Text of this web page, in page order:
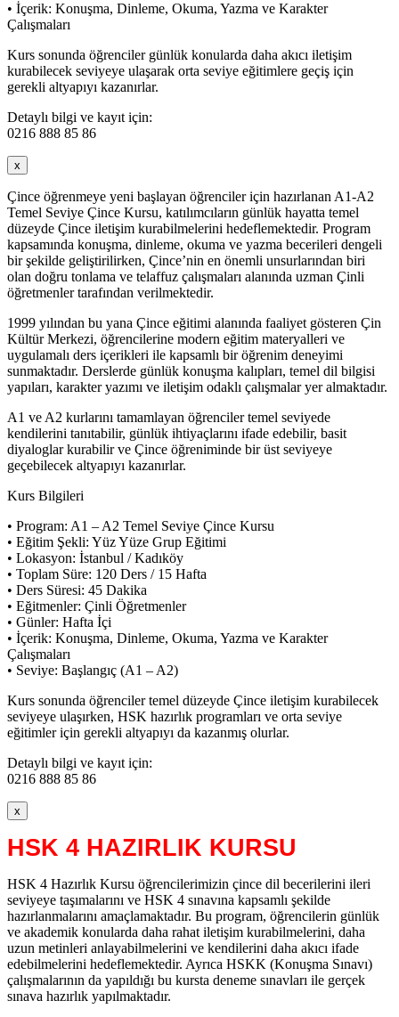
• İçerik: Konuşma, Dinleme, Okuma, Yazma ve Karakter
Çalışmaları
Kurs sonunda öğrenciler günlük konularda daha akıcı iletişim
kurabilecek seviyeye ulaşarak orta seviye eğitimlere geçiş için
gerekli altyapıyı kazanırlar.
Detaylı bilgi ve kayıt için:
0216 888 85 86
x
Çince öğrenmeye yeni başlayan öğrenciler için hazırlanan A1-A2
Temel Seviye Çince Kursu, katılımcıların günlük hayatta temel
düzeyde Çince iletişim kurabilmelerini hedeflemektedir. Program
kapsamında konuşma, dinleme, okuma ve yazma becerileri dengeli
bir şekilde geliştirilirken, Çince’nin en önemli unsurlarından biri
olan doğru tonlama ve telaffuz çalışmaları alanında uzman Çinli
öğretmenler tarafından verilmektedir.
1999 yılından bu yana Çince eğitimi alanında faaliyet gösteren Çin
Kültür Merkezi, öğrencilerine modern eğitim materyalleri ve
uygulamalı ders içerikleri ile kapsamlı bir öğrenim deneyimi
sunmaktadır. Derslerde günlük konuşma kalıpları, temel dil bilgisi
yapıları, karakter yazımı ve iletişim odaklı çalışmalar yer almaktadır.
A1 ve A2 kurlarını tamamlayan öğrenciler temel seviyede
kendilerini tanıtabilir, günlük ihtiyaçlarını ifade edebilir, basit
diyaloglar kurabilir ve Çince öğreniminde bir üst seviyeye
geçebilecek altyapıyı kazanırlar.
Kurs Bilgileri
• Program: A1 – A2 Temel Seviye Çince Kursu
• Eğitim Şekli: Yüz Yüze Grup Eğitimi
• Lokasyon: İstanbul / Kadıköy
• Toplam Süre: 120 Ders / 15 Hafta
• Ders Süresi: 45 Dakika
• Eğitmenler: Çinli Öğretmenler
• Günler: Hafta İçi
• İçerik: Konuşma, Dinleme, Okuma, Yazma ve Karakter
Çalışmaları
• Seviye: Başlangıç (A1 – A2)
Kurs sonunda öğrenciler temel düzeyde Çince iletişim kurabilecek
seviyeye ulaşırken, HSK hazırlık programları ve orta seviye
eğitimler için gerekli altyapıyı da kazanmış olurlar.
Detaylı bilgi ve kayıt için:
0216 888 85 86
x
HSK 4 HAZIRLIK KURSU
HSK 4 Hazırlık Kursu öğrencilerimizin çince dil becerilerini ileri
seviyeye taşımalarını ve HSK 4 sınavına kapsamlı şekilde
hazırlanmalarını amaçlamaktadır. Bu program, öğrencilerin günlük
ve akademik konularda daha rahat iletişim kurabilmelerini, daha
uzun metinleri anlayabilmelerini ve kendilerini daha akıcı ifade
edebilmelerini hedeflemektedir. Ayrıca HSKK (Konuşma Sınavı)
çalışmalarının da yapıldığı bu kursta deneme sınavları ile gerçek
sınava hazırlık yapılmaktadır.